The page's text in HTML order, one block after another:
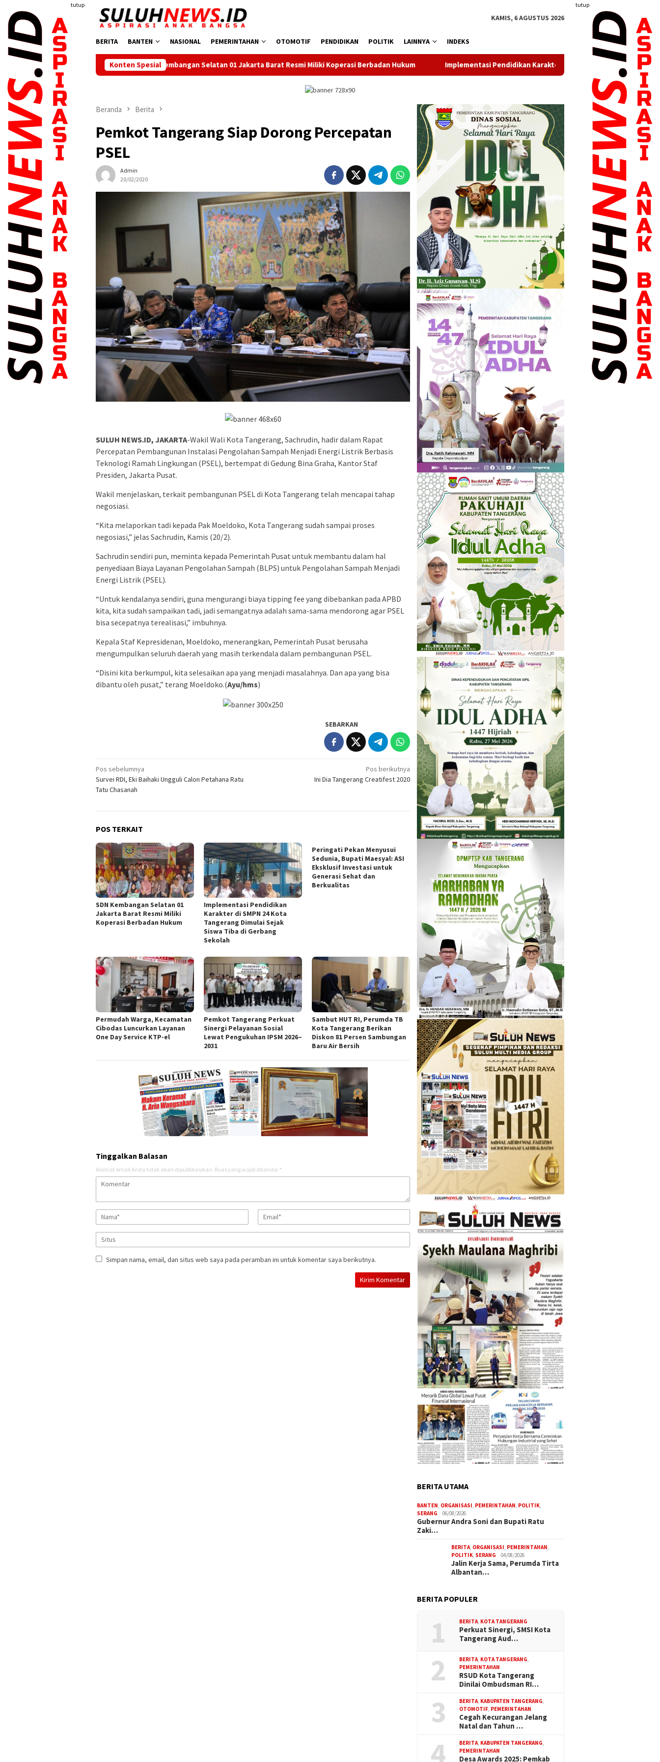
konten
tutup tutup
KAMIS, 6 AGUSTUS 2026
BERITA BANTEN NASIONAL PEMERINTAHAN OTOMOTIF PENDIDIKAN POLITIK LAINNYA INDEKS
Konten Spesial
SDN Kembangan Selatan 01 Jakarta Barat Resmi Miliki Koperasi Berbadan Hukum Implementasi Pendidikan Karakter di SMPN 24 Kota Tangerang Dimulai Sejak Siswa Tiba
Beranda Berita
Pemkot Tangerang Siap Dorong Percepatan
PSEL
Admin
20/02/2020
SULUH NEWS.ID, JAKARTA-Wakil Wali Kota Tangerang, Sachrudin, hadir dalam Rapat
Percepatan Pembangunan Instalasi Pengolahan Sampah Menjadi Energi Listrik Berbasis
Teknologi Ramah Lingkungan (PSEL), bertempat di Gedung Bina Graha, Kantor Staf
Presiden, Jakarta Pusat.
Wakil menjelaskan, terkait pembangunan PSEL di Kota Tangerang telah mencapai tahap
negosiasi.
“Kita melaporkan tadi kepada Pak Moeldoko, Kota Tangerang sudah sampai proses
negosiasi,” jelas Sachrudin, Kamis (20/2).
Sachrudin sendiri pun, meminta kepada Pemerintah Pusat untuk membantu dalam hal
penyediaan Biaya Layanan Pengolahan Sampah (BLPS) untuk Pengolahan Sampah Menjadi
Energi Listrik (PSEL).
“Untuk kendalanya sendiri, guna mengurangi biaya tipping fee yang dibebankan pada APBD
kita, kita sudah sampaikan tadi, jadi semangatnya adalah sama-sama mendorong agar PSEL
bisa secepatnya terealisasi,” imbuhnya.
Kepala Staf Kepresidenan, Moeldoko, menerangkan, Pemerintah Pusat berusaha
mengumpulkan seluruh daerah yang masih terkendala dalam pembangunan PSEL.
“Disini kita berkumpul, kita selesaikan apa yang menjadi masalahnya. Dan apa yang bisa
dibantu oleh pusat,” terang Moeldoko.(Ayu/hms)
SEBARKAN
Navigasi
pos
Pos sebelumnya
Survei RDI, Eki Baihaki Ungguli Calon Petahana Ratu
Tatu Chasanah
Pos berikutnya
Ini Dia Tangerang Creatifest 2020
POS TERKAIT
SDN Kembangan Selatan 01
Jakarta Barat Resmi Miliki
Koperasi Berbadan Hukum
Implementasi Pendidikan
Karakter di SMPN 24 Kota
Tangerang Dimulai Sejak
Siswa Tiba di Gerbang
Sekolah
Peringati Pekan Menyusui
Sedunia, Bupati Maesyal: ASI
Eksklusif Investasi untuk
Generasi Sehat dan
Berkualitas
Permudah Warga, Kecamatan
Cibodas Luncurkan Layanan
One Day Service KTP-el
Pemkot Tangerang Perkuat
Sinergi Pelayanan Sosial
Lewat Pengukuhan IPSM 2026–
2031
Sambut HUT RI, Perumda TB
Kota Tangerang Berikan
Diskon 81 Persen Sambungan
Baru Air Bersih
Tinggalkan Balasan
Alamat email Anda tidak akan dipublikasikan. Ruas yang wajib ditandai *
Simpan nama, email, dan situs web saya pada peramban ini untuk komentar saya berikutnya.
BERITA UTAMA
BANTEN, ORGANISASI, PEMERINTAHAN, POLITIK,
SERANG
06/08/2026
Gubernur Andra Soni dan Bupati Ratu
Zaki…
BERITA, ORGANISASI, PEMERINTAHAN,
POLITIK, SERANG 04/08/2026
Jalin Kerja Sama, Perumda Tirta
Albantan…
BERITA POPULER
1 BERITA, KOTA TANGERANG
Perkuat Sinergi, SMSI Kota
Tangerang Aud…
2 BERITA, KOTA TANGERANG,
PEMERINTAHAN
RSUD Kota Tangerang
Dinilai Ombudsman RI…
3 BERITA, KABUPATEN TANGERANG,
OTOMOTIF, PEMERINTAHAN
Cegah Kecurangan Jelang
Natal dan Tahun …
4 BERITA, KABUPATEN TANGERANG,
PEMERINTAHAN
Desa Awards 2025: Pemkab